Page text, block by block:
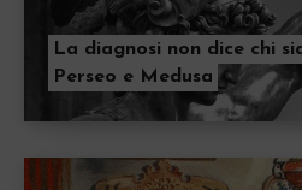
La diagnosi non dice chi
Perseo e Medusa